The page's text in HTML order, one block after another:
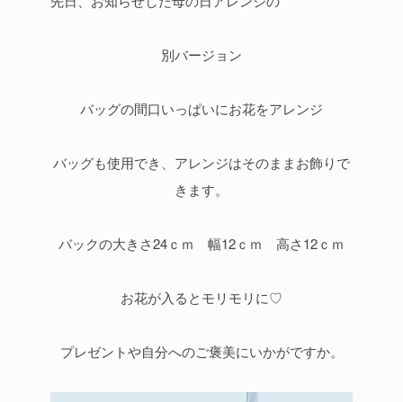
別バージョン
バッグの間口いっぱいにお花をアレンジ
バッグも使用でき、アレンジはそのままお飾りで
きます。
バックの大きさ24ｃｍ 幅12ｃｍ 高さ12ｃｍ
お花が入るとモリモリに♡
プレゼントや自分へのご褒美にいかがですか。